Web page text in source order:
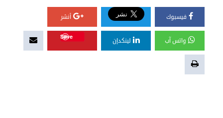
فيسبوك أنشر
واتس آب لينكدإن
Save